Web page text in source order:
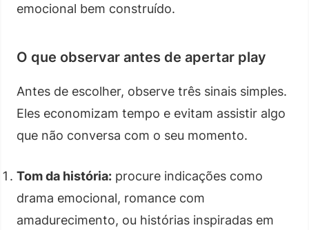
emocional bem construído.
O que observar antes de apertar play
Antes de escolher, observe três sinais simples.
Eles economizam tempo e evitam assistir algo
que não conversa com o seu momento.
Tom da história: procure indicações como
drama emocional, romance com
amadurecimento, ou histórias inspiradas em